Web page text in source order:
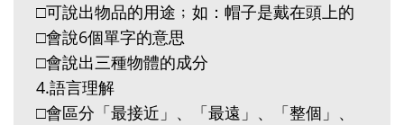
□可說出物品的用途﹔如：帽子是戴在頭上的
□會說6個單字的意思
□會說出三種物體的成分
4.語言理解
□會區分「最接近」、「最遠」、「整個」、